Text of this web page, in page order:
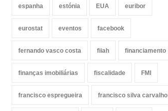
espanha estónia EUA euribor
eurostat eventos facebook
fernando vasco costa fiiah financiamento
finanças imobiliárias fiscalidade FMI
francisco espregueira francisco silva carvalho